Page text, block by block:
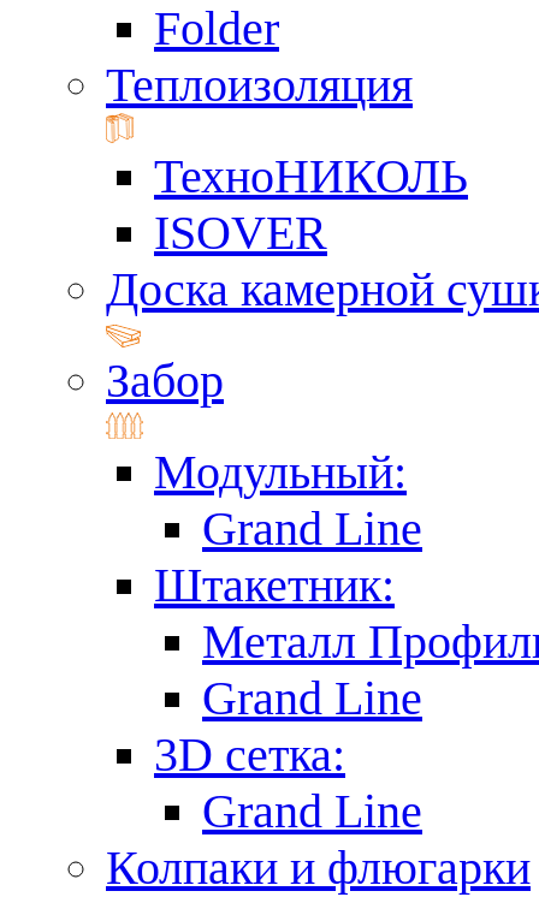
Folder
Теплоизоляция
ТехноНИКОЛЬ
ISOVER
Доска камерной
Забор
Модульный:
Grand Line
Штакетник:
Металл
Grand Line
3D сетка:
Grand Line
Колпаки и флюгарки